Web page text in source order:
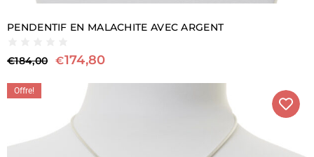
PENDENTIF EN MALACHITE AVEC ARGENT
€184,00 €174,80
Offre!